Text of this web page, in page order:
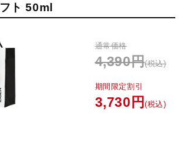
ト 50ml
通常価格
4,390円(税込)
期間限定割引
3,730円(税込)